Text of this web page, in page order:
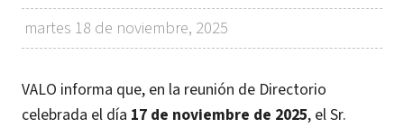
martes 18 de noviembre, 2025
VALO informa que, en la reunión de Directorio
celebrada el día 17 de noviembre de 2025, el Sr.